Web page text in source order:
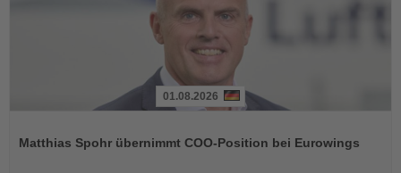
die
01.08.2026
Matthias Spohr übernimmt COO-Position bei Eurowings